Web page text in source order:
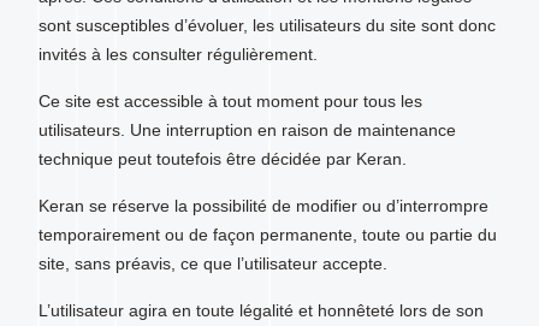
sont susceptibles d’évoluer, les utilisateurs du site sont donc
invités à les consulter régulièrement.
Ce site est accessible à tout moment pour tous les
utilisateurs. Une interruption en raison de maintenance
technique peut toutefois être décidée par Keran.
Keran se réserve la possibilité de modifier ou d’interrompre
temporairement ou de façon permanente, toute ou partie du
site, sans préavis, ce que l’utilisateur accepte.
L’utilisateur agira en toute légalité et honnêteté lors de son